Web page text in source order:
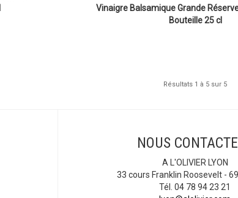
Vinaigre Balsamique Grande
Bouteille 25 cl
Résultats 1 à 5 sur 5
NOUS
A L'OLIVIER LYON
33 cours Franklin Roosevelt -
Tél. 04 78 94 23 21